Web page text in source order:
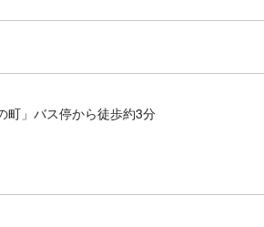
町」バス停から徒歩約3分